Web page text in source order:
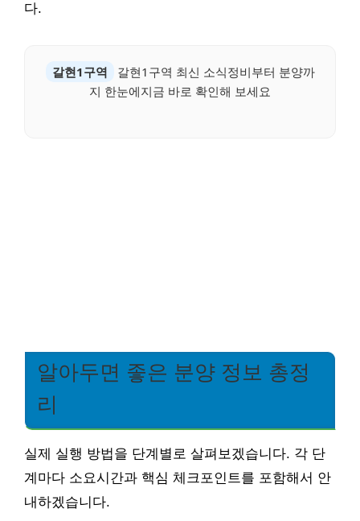
다.
갈현1구역
갈현1구역 최신 소식정비부터 분양까
지 한눈에지금 바로 확인해 보세요
알아두면 좋은 분양 정보 총정
리
실제 실행 방법을 단계별로 살펴보겠습니다. 각 단
계마다 소요시간과 핵심 체크포인트를 포함해서 안
내하겠습니다.